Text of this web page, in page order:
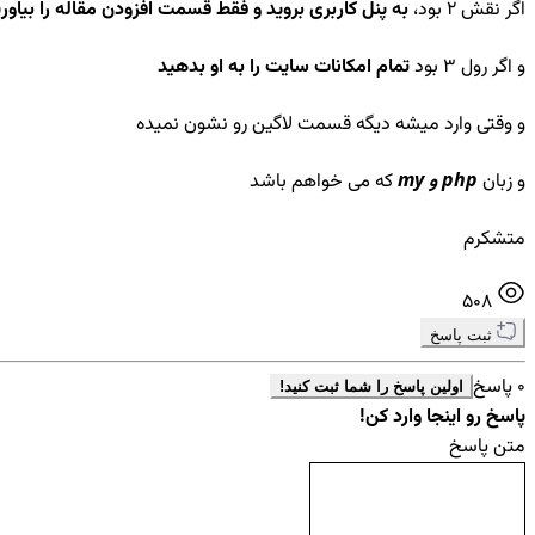
اگر نقش 2 بود،
به پنل کاربری بروید و فقط قسمت افزودن مقاله را
و اگر رول 3 بود
تمام امکانات سایت را به او بدهید
و وقتی وارد میشه دیگه قسمت لاگین رو نشون نمیده
و زبان
که می خواهم باشد
متشکرم
ثبت پاسخ
0 پاسخ اولین پاسخ را شما ثبت کنید!
پاسخ رو اینجا وارد کن!
متن پاسخ